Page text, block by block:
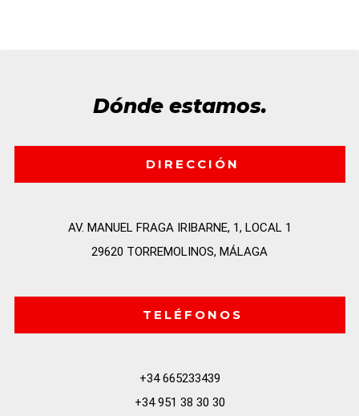
Dónde estamos.
DIRECCIÓN
AV. MANUEL FRAGA IRIBARNE, 1, LOCAL 1
29620 TORREMOLINOS, MÁLAGA
TELÉFONOS
+34 665233439
+34 951 38 30 30